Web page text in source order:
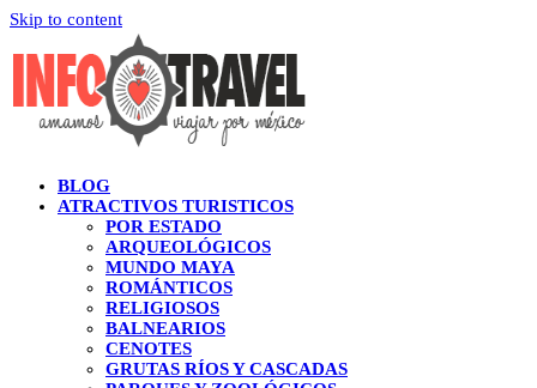
Skip to content
BLOG
ATRACTIVOS TURISTICOS
POR ESTADO
ARQUEOLÓGICOS
MUNDO MAYA
ROMÁNTICOS
RELIGIOSOS
BALNEARIOS
CENOTES
GRUTAS RÍOS Y CASCADAS